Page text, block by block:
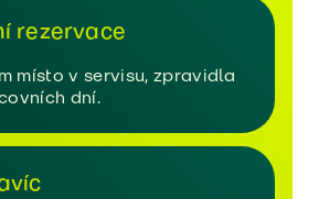
rezervace
místo v servisu, zpravidla
dní.